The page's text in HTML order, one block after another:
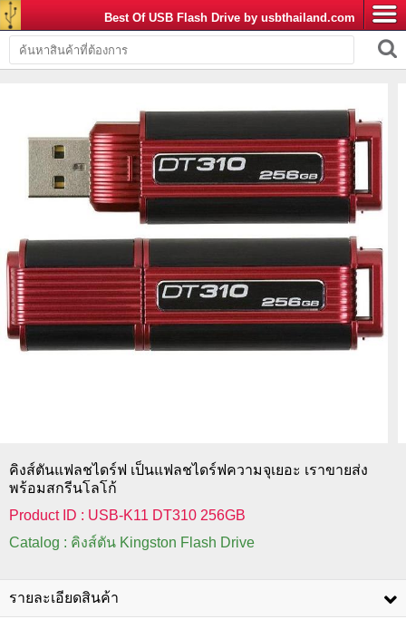
Best Of USB Flash Drive by usbthailand.com
คิงส์ตันแฟลชไดร์ฟ เป็นแฟลชไดร์ฟความจุเยอะ เราขายส่ง
พร้อมสกรีนโลโก้
Product ID : USB-K11 DT310 256GB
Catalog : คิงส์ตัน Kingston Flash Drive
รายละเอียดสินค้า